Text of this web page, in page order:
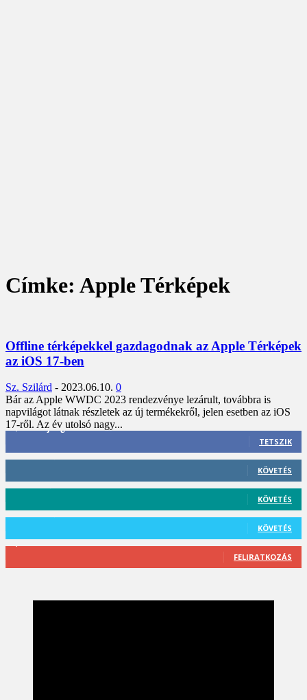
Címke: Apple Térképek
Offline térképekkel gazdagodnak az Apple Térképek
az iOS 17-ben
Sz. Szilárd - 2023.06.10. 0
Bár az Apple WWDC 2023 rendezvénye lezárult, továbbra is
napvilágot látnak részletek az új termékekről, jelen esetben az iOS
17-ről. Az év utolsó nagy...
3,452 Rajongók
TETSZIK
KÖVETÉS
KÖVETÉS
KÖVETÉS
FELIRATKOZÁS